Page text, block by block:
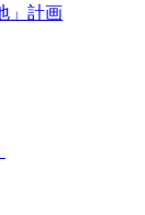
」計画